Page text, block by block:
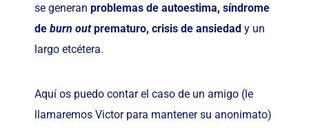
se generan problemas de autoestima, síndrome
de burn outprematuro, crisis de ansiedad y un
largo etcétera.
Aquí os puedo contar el caso de un amigo (le
llamaremos Victor para mantener su anonimato)